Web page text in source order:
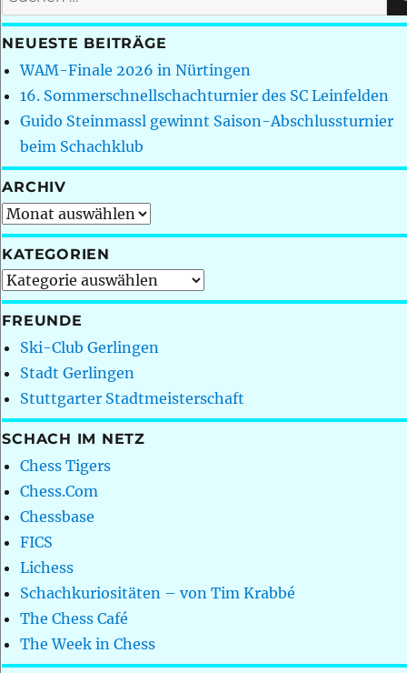
nach:
NEUESTE BEITRÄGE
WAM-Finale 2026 in Nürtingen
16. Sommerschnellschachturnier des SC Leinfelden
Guido Steinmassl gewinnt Saison-Abschlussturnier
beim Schachklub
ARCHIV
Archiv
KATEGORIEN
Kategorien
FREUNDE
Ski-Club Gerlingen
Stadt Gerlingen
Stuttgarter Stadtmeisterschaft
SCHACH IM NETZ
Chess Tigers
Chess.Com
Chessbase
FICS
Lichess
Schachkuriositäten – von Tim Krabbé
The Chess Café
The Week in Chess